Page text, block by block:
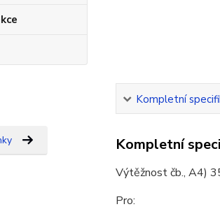
Kompletní
Kompletní
Výtěžnost čb., A4)
Pro: